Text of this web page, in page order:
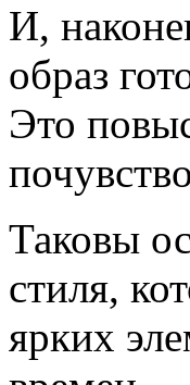
И,
образ
Это
Таковы
стиля,
ярких